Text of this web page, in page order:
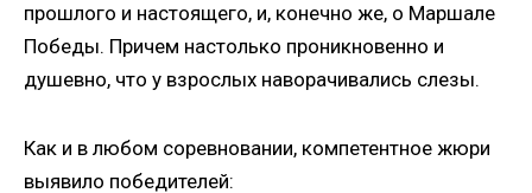
прошлого и настоящего, и, конечно же, о Маршале
Победы. Причем настолько проникновенно и
душевно, что у взрослых наворачивались слезы.
Как и в любом соревновании, компетентное жюри
выявило победителей: